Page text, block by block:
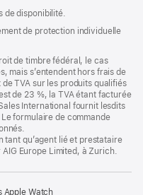
de disponibilité.
de protection individuelle
de timbre fédéral, le cas
mais s’entendent hors frais de
TVA sur les produits qualifiés
de 23 %, la TVA étant facturée
International fournit lesdits
formulaire de commande
qu’agent lié et prestataire
Europe Limited, à Zurich.
Apple Watch